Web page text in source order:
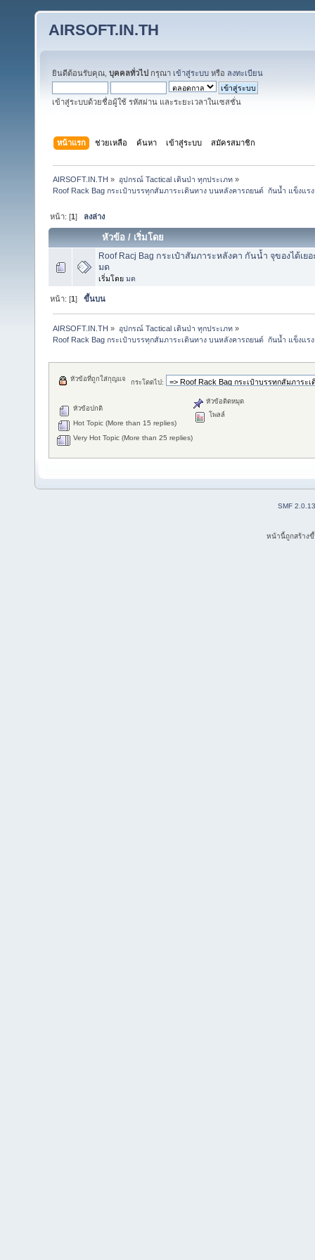
AIRSOFT.IN.TH
ยินดีต้อนรับคุณ, บุคคลทั่วไป กรุณา เข้าสู่ระบบ หรือ ลงทะเบียน
เข้าสู่ระบบด้วยชื่อผู้ใช้ รหัสผ่าน และระยะเวลาในเซสชั่น
หน้าแรก ช่วยเหลือ ค้นหา เข้าสู่ระบบ สมัครสมาชิก
AIRSOFT.IN.TH » อุปกรณ์ Tactical เดินป่า ทุกประเภท»
Roof Rack Bag กระเป๋าบรรทุกสัมภาระเดินทาง บนหลังคารถยนต์  กันน้ำ แข็งแร
หน้า: [1] ลงล่าง
หัวข้อ / เริ่มโดย
Roof Racj Bag กระเป๋าสัมภาระหลังคา กันน้ำ จุของได้เย
มด
เริ่มโดย มด
หน้า: [1]ขึ้นบน
AIRSOFT.IN.TH » อุปกรณ์ Tactical เดินป่า ทุกประเภท»
Roof Rack Bag กระเป๋าบรรทุกสัมภาระเดินทาง บนหลังคารถยนต์  กันน้ำ แข็งแร
กระโดดไป:
หัวข้อปกติ
Hot Topic (More than 15 replies)
Very Hot Topic (More than 25 replies)
หัวข้อที่ถูกใส่กุญแจ
หัวข้อติดหมุด
โพลล์
SMF 2.0.13
หน้านี้ถูกสร้าง